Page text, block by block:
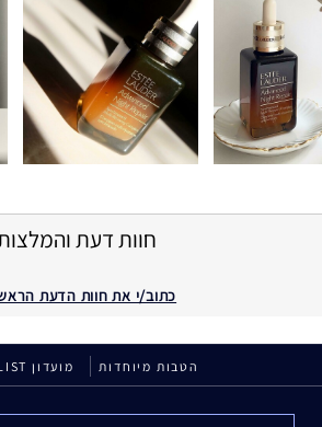
חוות דעת
כתוב/י את חוות הדעת
הטבות מיוחדות מועדון ESTÉE E-LIST